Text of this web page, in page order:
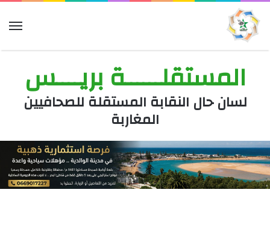
المستقلــــــة بريــــس
لسان حال النقابة المستقلة للصحافيين
المغاربة